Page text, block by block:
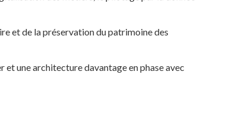
et de la préservation du patrimoine des
et une architecture davantage en phase avec